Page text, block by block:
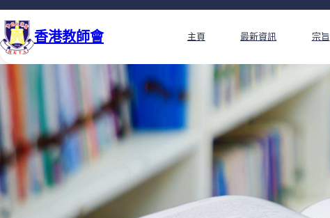
香港教師會 主頁 最新資訊 宗旨